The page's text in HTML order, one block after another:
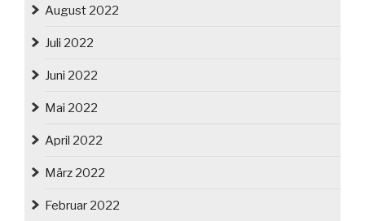
August 2022
Juli 2022
Juni 2022
Mai 2022
April 2022
März 2022
Februar 2022